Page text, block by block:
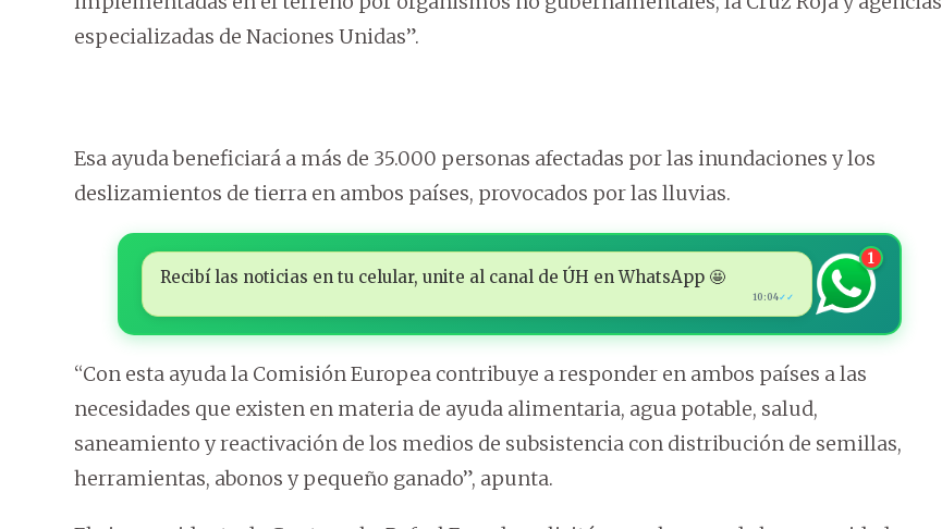
especializadas de Naciones Unidas”.
Esa ayuda beneficiará a más de 35.000 personas afectadas por las inundaciones y los
deslizamientos de tierra en ambos países, provocados por las lluvias.
Recibí las noticias en tu celular, unite al canal de ÚH en WhatsApp 🤩
10:04✓✓
1
“Con esta ayuda la Comisión Europea contribuye a responder en ambos países a las
necesidades que existen en materia de ayuda alimentaria, agua potable, salud,
saneamiento y reactivación de los medios de subsistencia con distribución de semillas,
herramientas, abonos y pequeño ganado”, apunta.